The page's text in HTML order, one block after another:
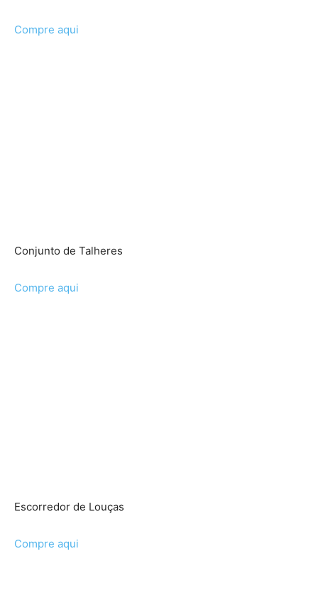
Compre aqui
Conjunto de Talheres
Compre aqui
Escorredor de Louças
Compre aqui